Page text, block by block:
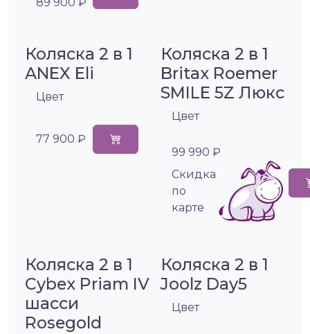
89 900 ₽
Коляска 2 в 1
ANEX Eli
Цвет
77 900 ₽
Коляска 2 в 1
Britax Roemer
SMILE 5Z Люкс
Цвет
99 990 ₽
Cкидка
по
карте
Коляска 2 в 1
Cybex Priam IV
шасси
Rosegold
Коляска 2 в 1
Joolz Day5
Цвет